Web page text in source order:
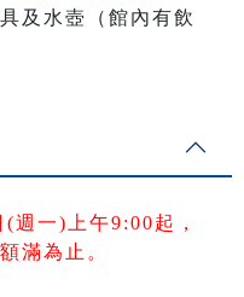
及水壺（館內有飲
週一)上午9:00起，
滿為止。